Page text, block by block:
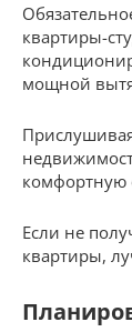
квартиры-
мощной
комфортную
Если не
квартиры,